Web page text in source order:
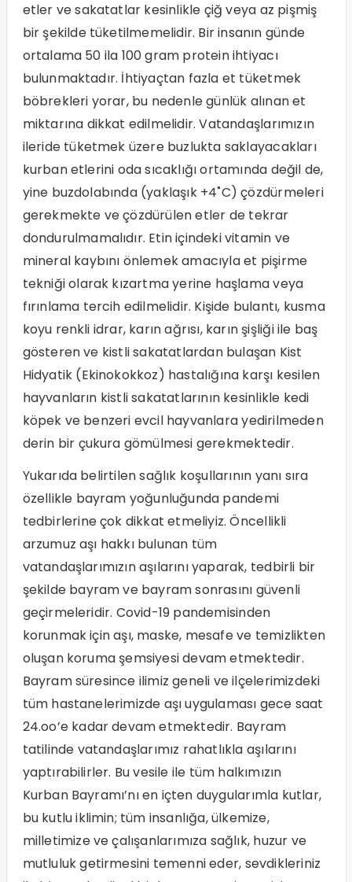
etler ve sakatatlar kesinlikle çiğ veya az pişmiş
bir şekilde tüketilmemelidir. Bir insanın günde
ortalama 50 ila 100 gram protein ihtiyacı
bulunmaktadır. İhtiyaçtan fazla et tüketmek
böbrekleri yorar, bu nedenle günlük alınan et
miktarına dikkat edilmelidir. Vatandaşlarımızın
ileride tüketmek üzere buzlukta saklayacakları
kurban etlerini oda sıcaklığı ortamında değil de,
yine buzdolabında (yaklaşık +4˚C) çözdürmeleri
gerekmekte ve çözdürülen etler de tekrar
dondurulmamalıdır. Etin içindeki vitamin ve
mineral kaybını önlemek amacıyla et pişirme
tekniği olarak kızartma yerine haşlama veya
fırınlama tercih edilmelidir. Kişide bulantı, kusma
koyu renkli idrar, karın ağrısı, karın şişliği ile baş
gösteren ve kistli sakatatlardan bulaşan Kist
Hidyatik (Ekinokokkoz) hastalığına karşı kesilen
hayvanların kistli sakatatlarının kesinlikle kedi
köpek ve benzeri evcil hayvanlara yedirilmeden
derin bir çukura gömülmesi gerekmektedir.
Yukarıda belirtilen sağlık koşullarının yanı sıra
özellikle bayram yoğunluğunda pandemi
tedbirlerine çok dikkat etmeliyiz. Öncellikli
arzumuz aşı hakkı bulunan tüm
vatandaşlarımızın aşılarını yaparak, tedbirli bir
şekilde bayram ve bayram sonrasını güvenli
geçirmeleridir. Covid-19 pandemisinden
korunmak için aşı, maske, mesafe ve temizlikten
oluşan koruma şemsiyesi devam etmektedir.
Bayram süresince ilimiz geneli ve ilçelerimizdeki
tüm hastanelerimizde aşı uygulaması gece saat
24.oo’e kadar devam etmektedir. Bayram
tatilinde vatandaşlarımız rahatlıkla aşılarını
yaptırabilirler. Bu vesile ile tüm halkımızın
Kurban Bayramı’nı en içten duygularımla kutlar,
bu kutlu iklimin; tüm insanlığa, ülkemize,
milletimize ve çalışanlarımıza sağlık, huzur ve
mutluluk getirmesini temenni eder, sevdikleriniz